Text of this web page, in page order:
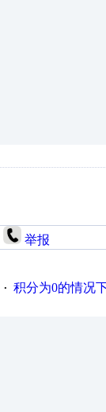
举报
· 积分为0的情况